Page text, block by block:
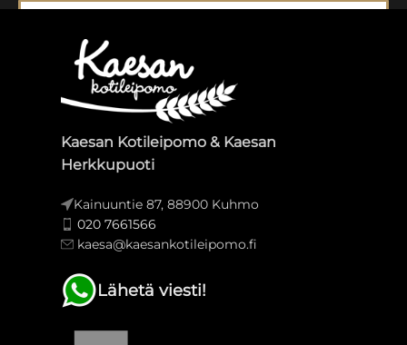
Sähköposti
Päivämäärä
Kaesan Kotileipomo & Kaesan
Herkkupuoti
Kainuuntie 87, 88900 Kuhmo
020 7661566
kaesa@kaesankotileipomo.fi
Lähetä viesti!